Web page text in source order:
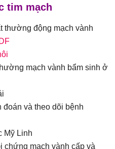
tim mạch
thường động mạch vành
mạch vành bẩm sinh ở
đoán và theo dõi bệnh
Mỹ Linh
chứng mạch vành cấp và